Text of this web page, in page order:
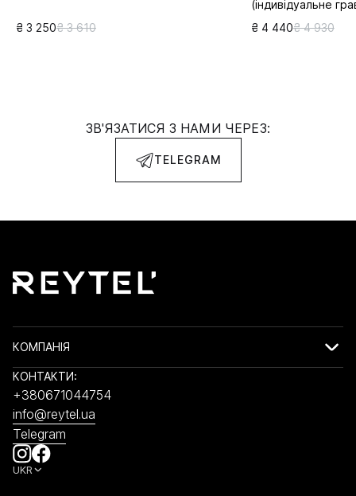
₴ 3 250₴ 3 610
(індивідуальне
₴ 4 440₴ 4 930
ЗВ'ЯЗАТИСЯ З НАМИ ЧЕРЕЗ:
TELEGRAM
КОМПАНІЯ
КОНТАКТИ:
+380671044754
info@reytel.ua
Telegram
UKR